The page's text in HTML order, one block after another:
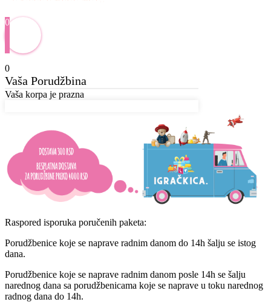
0
0
Vaša Porudžbina
Vaša korpa je prazna
Raspored isporuka poručenih paketa:
Porudžbenice koje se naprave radnim danom do 14h šalju se istog
dana.
Porudžbenice koje se naprave radnim danom posle 14h se šalju
narednog dana sa porudžbenicama koje se naprave u toku narednog
radnog dana do 14h.